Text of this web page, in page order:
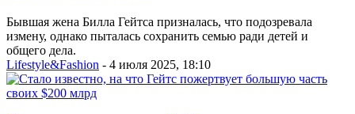
Бывшая жена Билла Гейтса призналась, что подозревала
измену, однако пыталась сохранить семью ради детей и
общего дела.
Lifestyle&Fashion - 4 июля 2025, 18:10